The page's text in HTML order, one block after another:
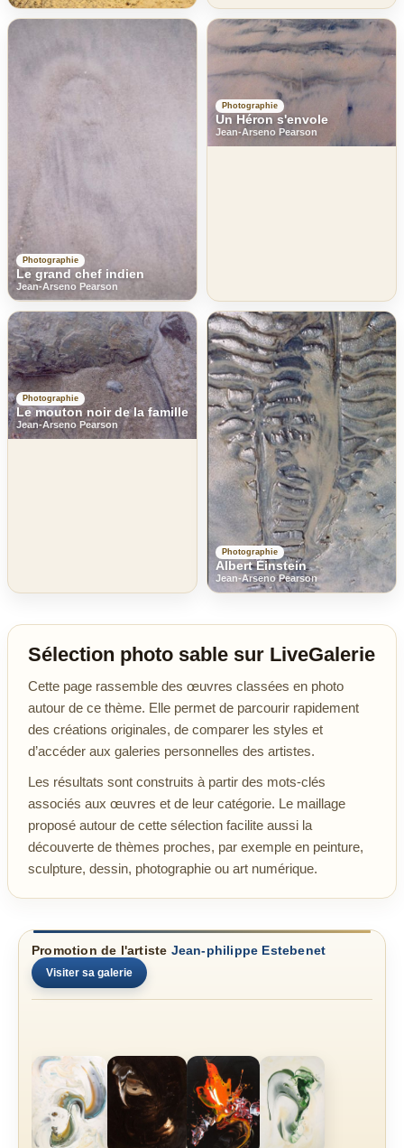
Photographie
Le grand chef indien
Jean-Arseno Pearson
Photographie
Un Héron s'envole
Jean-Arseno Pearson
Photographie
Le mouton noir de la famille
Jean-Arseno Pearson
Photographie
Albert Einstein
Jean-Arseno Pearson
Sélection photo sable sur LiveGalerie
Cette page rassemble des œuvres classées en photo
autour de ce thème. Elle permet de parcourir rapidement
des créations originales, de comparer les styles et
d’accéder aux galeries personnelles des artistes.
Les résultats sont construits à partir des mots-clés
associés aux œuvres et de leur catégorie. Le maillage
proposé autour de cette sélection facilite aussi la
découverte de thèmes proches, par exemple en peinture,
sculpture, dessin, photographie ou art numérique.
Promotion de l'artiste Jean-philippe Estebenet
Visiter sa galerie